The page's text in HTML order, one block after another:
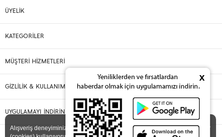
ÜYELİK
KATEGORİLER
MÜŞTERİ HİZMETLERİ
GİZLİLİK & KULLANIM
UYGULAMAYI İNDİRİN
Alışveriş deneyiminizi iyileştirmek için yasal düzenlemelere uygun çerezler
x